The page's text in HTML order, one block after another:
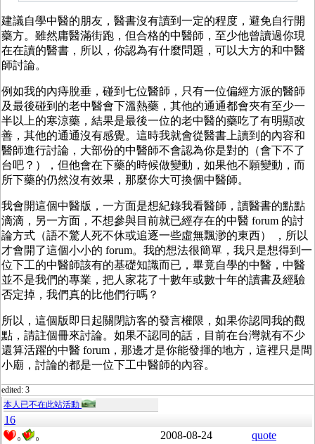
建議自學中醫的朋友，醫書沒有讀到一定的程度，避免自行開
藥方。雖然庸醫滿街跑，但合格的中醫師，至少他曾讀過你現
在在讀的醫書，所以，你認為有什麼問題，可以大方的和中醫
師討論。
例如我的內痔脫垂，碰到七位醫師，只有一位偏經方派的醫師
及最後碰到的老中醫會下溫熱藥，其他的通通都會夾有至少一
半以上的寒涼藥，結果是最後一位的老中醫的藥吃了有明顯改
善，其他的通通沒有感覺。這時我就會從醫書上讀到的內容和
醫師進行討論，大部份的中醫師不會認為你是對的（會下不了
台吧？），但他會在下藥的時候做變動，如果他不願變動，而
所下藥的仍然沒有效果，那麼你大可換個中醫師。
我會開這個中醫版，一方面是想紀錄我看醫師，讀醫書的點點
滴滴，另一方面，不想參與目前就已經存在的中醫 forum 的討
論方式（語不驚人死不休或追逐一些虛無飄渺的東西） ，所以
才會開了這個小小的 forum。我的想法很簡單，我只是想得到一
位下工的中醫師該有的基礎知識而已，畢竟自學的中醫，中醫
並不是我們的專業，把人家花了十數年或數十年的讀書及經驗
否定掉，我們真的比他們行嗎？
所以，這個版即日起關閉訪客的發言權限，如果你認同我的觀
點，請註個冊來討論。如果不認同的話，目前在台灣就有不少
還算活躍的中醫 forum，那邊才是你能發揮的地方，這裡只是間
小廟，討論的都是一位下工中醫師的內容。
edited: 3
本人已不在此站活動
16
0 0 2008-08-24 quote